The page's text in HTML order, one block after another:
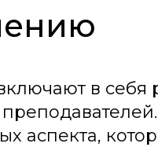
в
аспекта,